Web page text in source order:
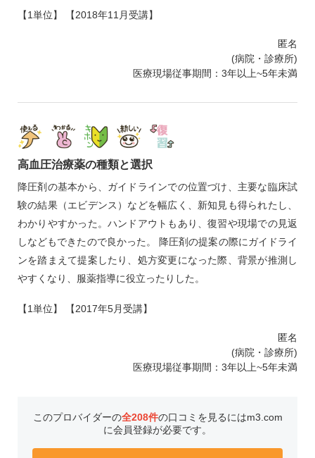
【1単位】 【2018年11月受講】
匿名
(病院・診療所)
医療現場従事期間：3年以上~5年未満
高血圧治療薬の種類と選択
降圧剤の基本から、ガイドラインでの位置づけ、主要な臨床試
験の結果（エビデンス）などを幅広く、新知見も得られたし、
わかりやすかった。ハンドアウトもあり、復習や現場での見返
しなどもできたので良かった。 降圧剤の提案の際にガイドライ
ンを踏まえて提案したり、処方変更になった際、背景が推測し
やすくなり、服薬指導に役立ったりした。
【1単位】 【2017年5月受講】
匿名
(病院・診療所)
医療現場従事期間：3年以上~5年未満
このプロバイダーの全208件の口コミを見るにはm3.com
に会員登録が必要です。